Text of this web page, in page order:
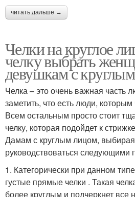
читать дальше →
Челки на круглое
челку выбрать
девушкам с
Челка – это очень важная часть
заметить, что есть люди,
Всем остальным просто стоит
челку, которая подойдет к
Дамам с круглым лицом, выбирая
руководствоваться следующими
1. Категорически при данном
густые прямые челки . Такая
более круглым и подчеркнет все